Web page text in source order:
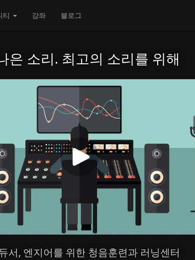
티 강좌 블로그
은 소리. 최고의 소리를 위해
서, 엔지어를 위한 청음훈련과 러닝센터